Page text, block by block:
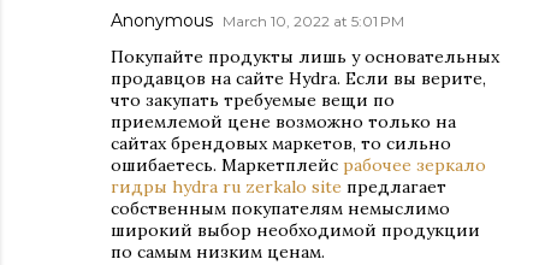
Anonymous March 10, 2022 at 5:01 PM
Покупайте продукты лишь у основательных
продавцов на сайте Hydra. Если вы верите,
что закупать требуемые вещи по
приемлемой цене возможно только на
сайтах брендовых маркетов, то сильно
ошибаетесь. Маркетплейс рабочее зеркало
гидры hydra ru zerkalo site предлагает
собственным покупателям немыслимо
широкий выбор необходимой продукции
по самым низким ценам.